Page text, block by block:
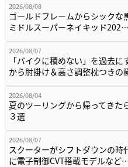
2026/08/08
ゴールドフレームからシックな
ミドルスーパーネイキッド202…
2026/08/07
「バイクに積めない」を過去に
から肘掛け＆高さ調整枕つき
2026/08/04
夏のツーリングから帰ってきた
３選
2026/08/07
スクーターがシフトダウンの時
に電子制御CVT搭載モデルなど